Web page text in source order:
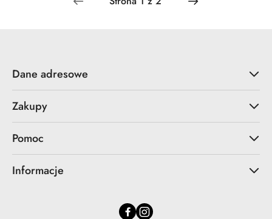
Dane adresowe
Zakupy
Pomoc
Informacje